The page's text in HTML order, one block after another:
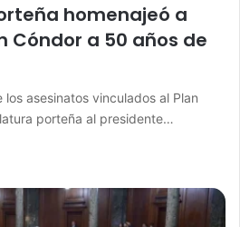
homenajeó a
Cóndor a 50 años de
asesinatos vinculados al Plan
porteña al presidente…